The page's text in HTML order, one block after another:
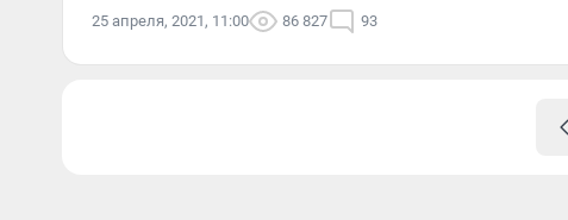
25 апреля, 2021, 11:00 86 827 93